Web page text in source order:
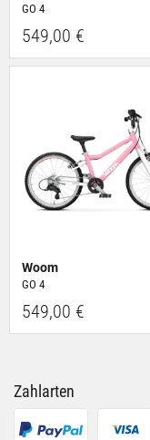
GO 4
549,00 €
Woom
GO 4
549,00 €
Zahlarten